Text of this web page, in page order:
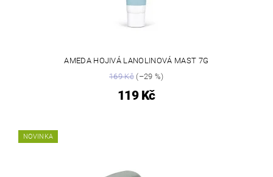
AMEDA HOJIVÁ LANOLINOVÁ MAST 7G
169 Kč(–29 %)
119 Kč
NOVINKA